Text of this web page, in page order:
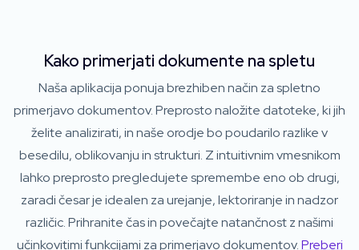
Kako primerjati dokumente na spletu
Naša aplikacija ponuja brezhiben način za spletno
primerjavo dokumentov. Preprosto naložite datoteke, ki jih
želite analizirati, in naše orodje bo poudarilo razlike v
besedilu, oblikovanju in strukturi. Z intuitivnim vmesnikom
lahko preprosto pregledujete spremembe eno ob drugi,
zaradi česar je idealen za urejanje, lektoriranje in nadzor
različic. Prihranite čas in povečajte natančnost z našimi
učinkovitimi funkcijami za primerjavo dokumentov.Preberi